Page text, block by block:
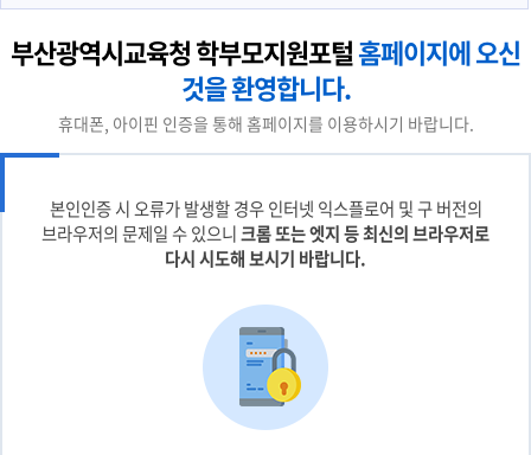
부산광역시교육청 학부모지원포털홈페이지에 오신
것을 환영합니다.
휴대폰, 아이핀 인증을 통해 홈페이지를 이용하시기 바랍니다.
본인인증 시 오류가 발생할 경우 인터넷 익스플로어 및 구 버전의
브라우저의 문제일 수 있으니크롬 또는 엣지 등 최신의 브라우저로
다시 시도해 보시기 바랍니다.